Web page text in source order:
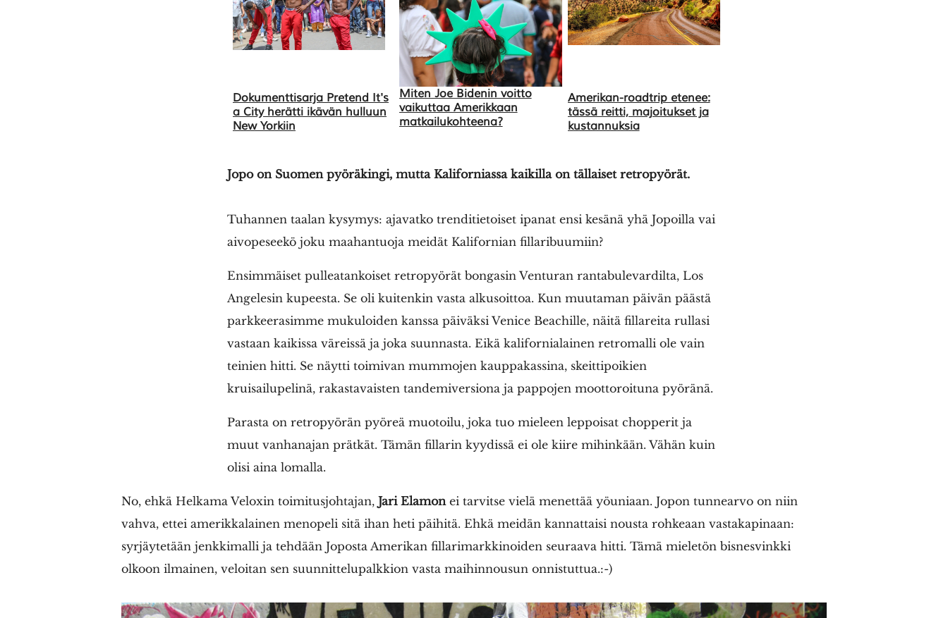
Dokumenttisarja Pretend It's
a City herätti ikävän hulluun
New Yorkiin
Miten Joe Bidenin voitto
vaikuttaa Amerikkaan
matkailukohteena?
Amerikan-roadtrip etenee:
tässä reitti, majoitukset ja
kustannuksia
Jopo on Suomen pyöräkingi, mutta Kaliforniassa kaikilla on tällaiset retropyörät.
Tuhannen taalan kysymys: ajavatko trenditietoiset ipanat ensi kesänä yhä Jopoilla vai
aivopeseekö joku maahantuoja meidät Kalifornian fillaribuumiin?
Ensimmäiset pulleatankoiset retropyörät bongasin Venturan rantabulevardilta, Los
Angelesin kupeesta. Se oli kuitenkin vasta alkusoittoa. Kun muutaman päivän päästä
parkkeerasimme mukuloiden kanssa päiväksi Venice Beachille, näitä fillareita rullasi
vastaan kaikissa väreissä ja joka suunnasta. Eikä kalifornialainen retromalli ole vain
teinien hitti. Se näytti toimivan mummojen kauppakassina, skeittipoikien
kruisailupelinä, rakastavaisten tandemiversiona ja pappojen moottoroituna pyöränä.
Parasta on retropyörän pyöreä muotoilu, joka tuo mieleen leppoisat chopperit ja
muut vanhanajan prätkät. Tämän fillarin kyydissä ei ole kiire mihinkään. Vähän kuin
olisi aina lomalla.
No, ehkä Helkama Veloxin toimitusjohtajan, Jari Elamon ei tarvitse vielä menettää yöuniaan. Jopon tunnearvo on niin
vahva, ettei amerikkalainen menopeli sitä ihan heti päihitä. Ehkä meidän kannattaisi nousta rohkeaan vastakapinaan:
syrjäytetään jenkkimalli ja tehdään Joposta Amerikan fillarimarkkinoiden seuraava hitti. Tämä mieletön bisnesvinkki
olkoon ilmainen, veloitan sen suunnittelupalkkion vasta maihinnousun onnistuttua.:-)